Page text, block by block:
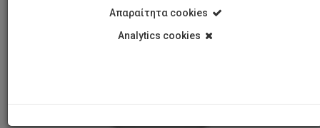
Απαραίτητα cookies
Analytics cookies